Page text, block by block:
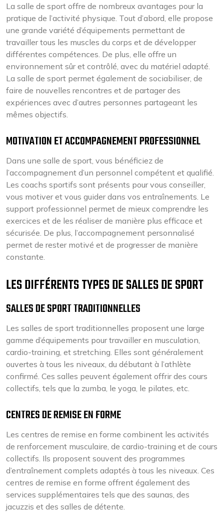
La salle de sport offre de nombreux avantages pour la
pratique de l’activité physique. Tout d’abord, elle propose
une grande variété d’équipements permettant de
travailler tous les muscles du corps et de développer
différentes compétences. De plus, elle offre un
environnement sûr et contrôlé, avec du matériel adapté.
La salle de sport permet également de sociabiliser, de
faire de nouvelles rencontres et de partager des
expériences avec d’autres personnes partageant les
mêmes objectifs.
MOTIVATION ET ACCOMPAGNEMENT PROFESSIONNEL
Dans une salle de sport, vous bénéficiez de
l’accompagnement d’un personnel compétent et qualifié.
Les coachs sportifs sont présents pour vous conseiller,
vous motiver et vous guider dans vos entraînements. Le
support professionnel permet de mieux comprendre les
exercices et de les réaliser de manière plus efficace et
sécurisée. De plus, l’accompagnement personnalisé
permet de rester motivé et de progresser de manière
constante.
LES DIFFÉRENTS TYPES DE SALLES DE SPORT
SALLES DE SPORT TRADITIONNELLES
Les salles de sport traditionnelles proposent une large
gamme d’équipements pour travailler en musculation,
cardio-training, et stretching. Elles sont généralement
ouvertes à tous les niveaux, du débutant à l’athlète
confirmé. Ces salles peuvent également offrir des cours
collectifs, tels que la zumba, le yoga, le pilates, etc.
CENTRES DE REMISE EN FORME
Les centres de remise en forme combinent les activités
de renforcement musculaire, de cardio-training et de cours
collectifs. Ils proposent souvent des programmes
d’entraînement complets adaptés à tous les niveaux. Ces
centres de remise en forme offrent également des
services supplémentaires tels que des saunas, des
jacuzzis et des salles de détente.